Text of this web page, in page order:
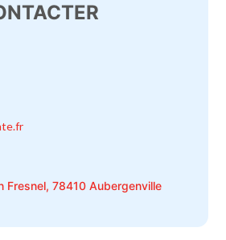
Fresnel, 78410 Aubergenville